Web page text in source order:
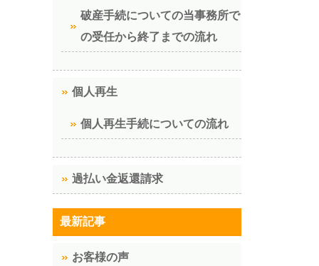
破産手続についての当事務所で
の受任から終了までの流れ
個人再生
個人再生手続についての流れ
過払い金返還請求
最新記事
お客様の声